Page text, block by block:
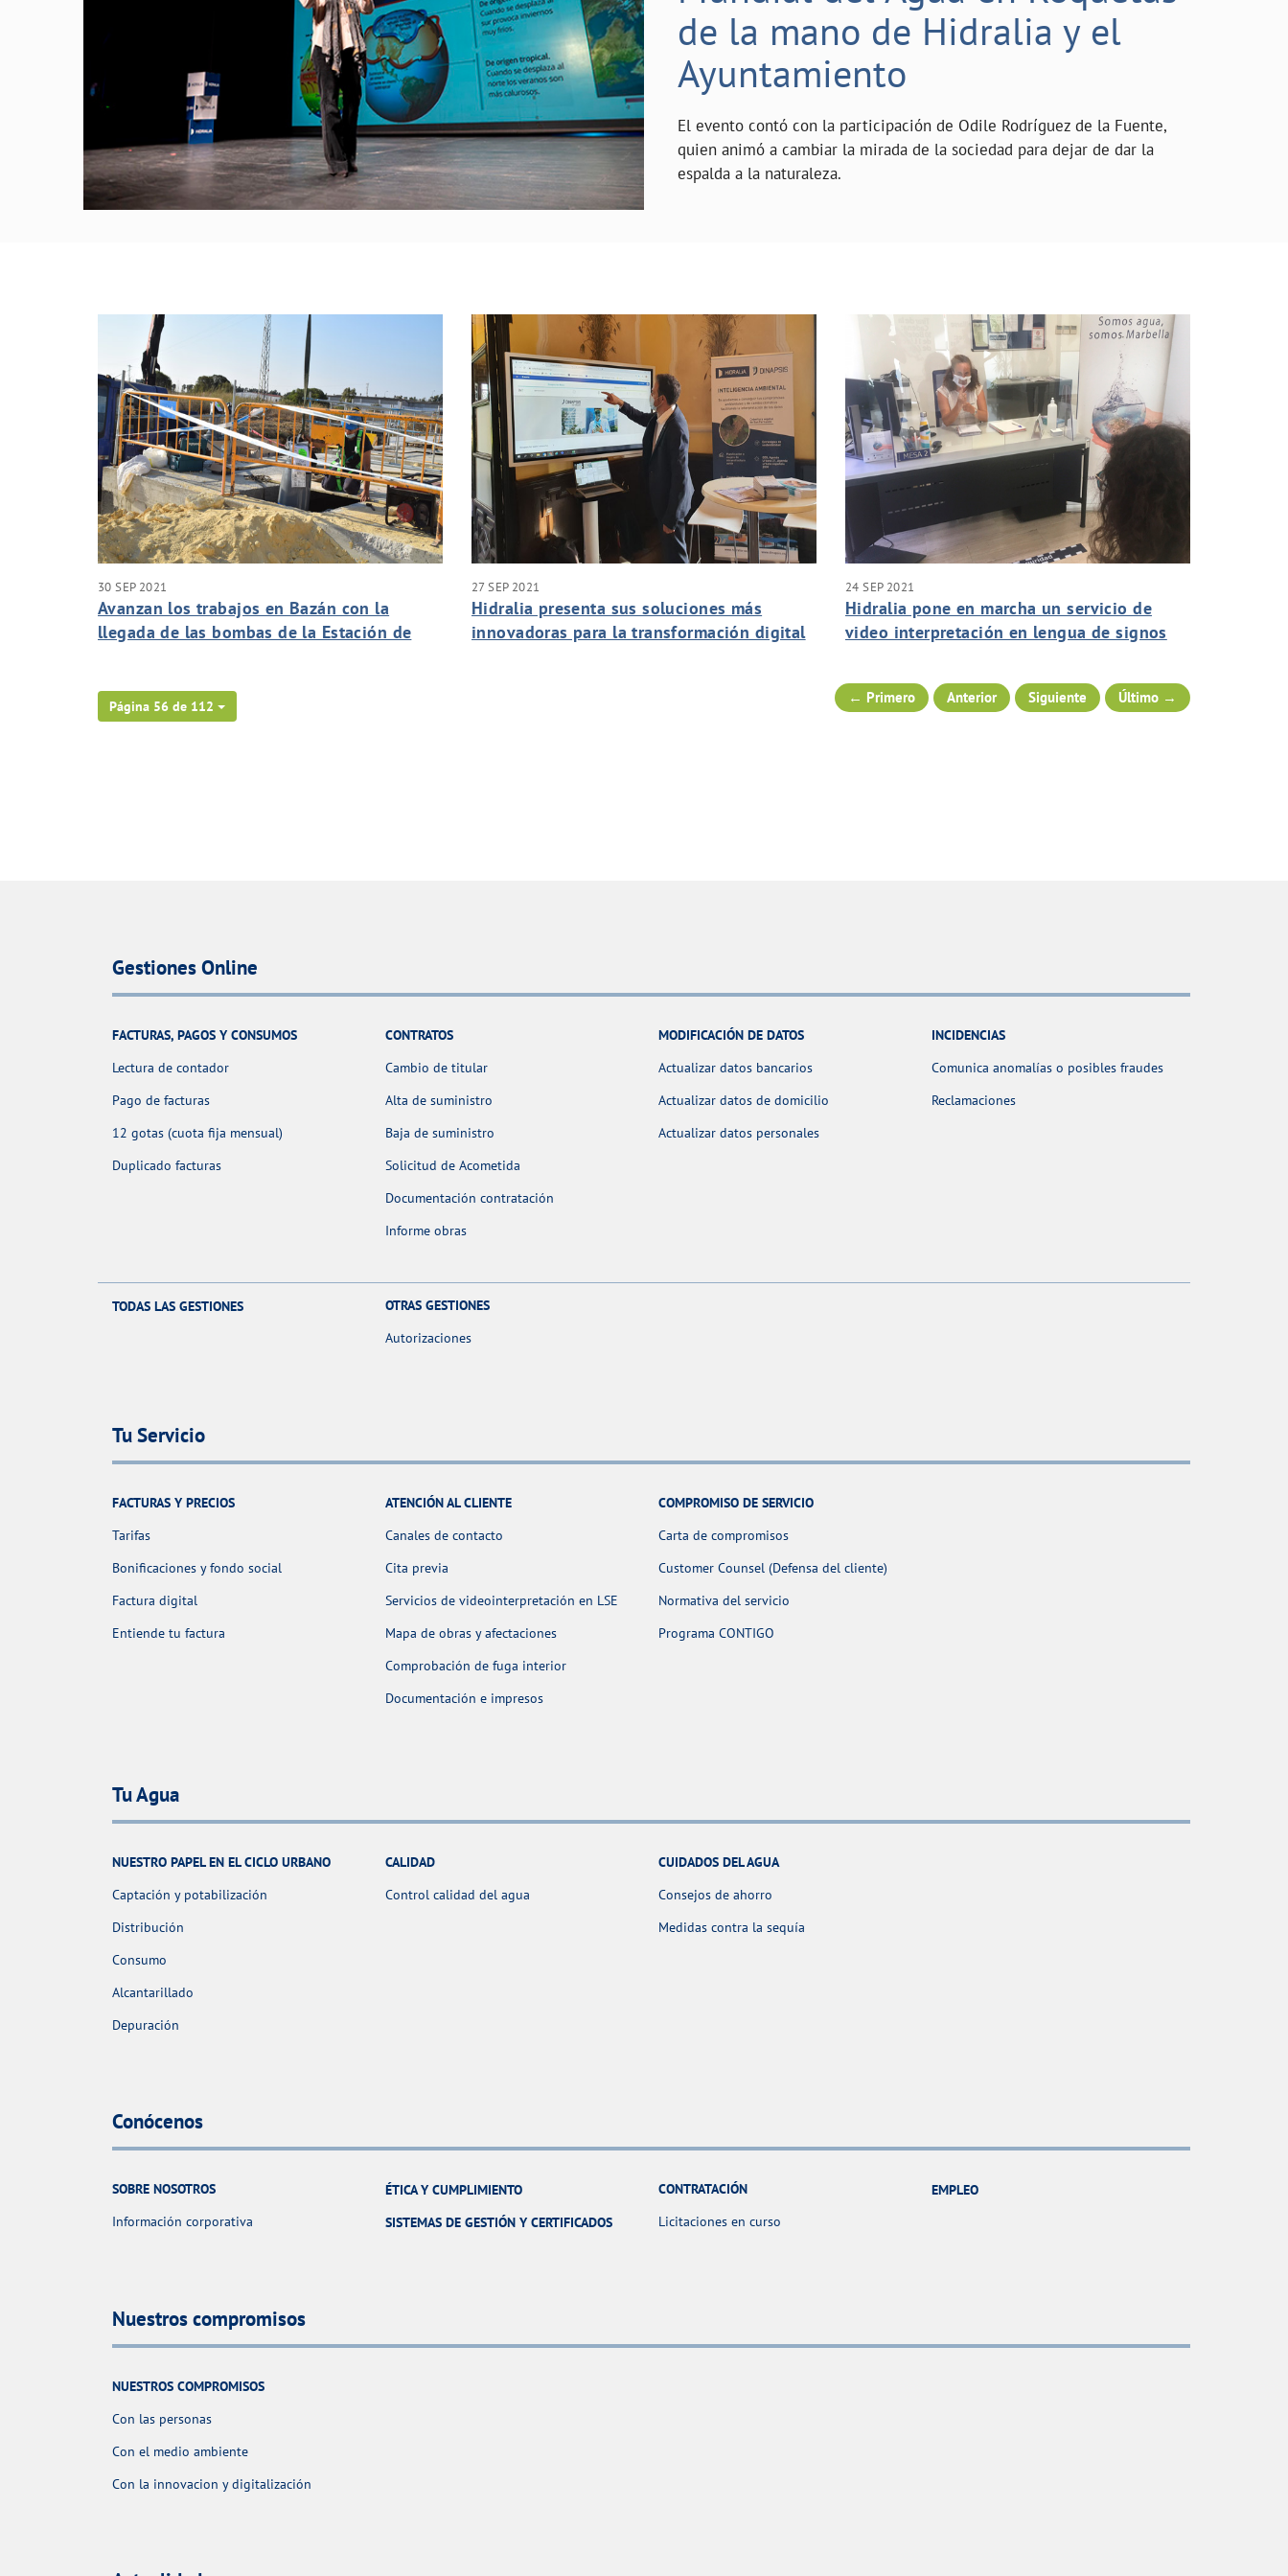
de la mano de Hidralia y el
Ayuntamiento
El evento contó con la participación de Odile Rodríguez de la Fuente,
quien animó a cambiar la mirada de la sociedad para dejar de dar la
espalda a la naturaleza.
30 SEP 2021
Avanzan los trabajos en Bazán con la
llegada de las bombas de la Estación de
27 SEP 2021
Hidralia presenta sus soluciones más
innovadoras para la transformación digital
24 SEP 2021
Hidralia pone en marcha un servicio de
video interpretación en lengua de signos
Página 56 de 112
← Primero Anterior Siguiente Último →
Gestiones Online
FACTURAS, PAGOS Y CONSUMOS
Lectura de contador
Pago de facturas
12 gotas (cuota fija mensual)
Duplicado facturas
CONTRATOS
Cambio de titular
Alta de suministro
Baja de suministro
Solicitud de Acometida
Documentación contratación
Informe obras
MODIFICACIÓN DE DATOS
Actualizar datos bancarios
Actualizar datos de domicilio
Actualizar datos personales
INCIDENCIAS
Comunica anomalías o posibles fraudes
Reclamaciones
TODAS LAS GESTIONES
OTRAS GESTIONES
Autorizaciones
Tu Servicio
FACTURAS Y PRECIOS
Tarifas
Bonificaciones y fondo social
Factura digital
Entiende tu factura
ATENCIÓN AL CLIENTE
Canales de contacto
Cita previa
Servicios de videointerpretación en LSE
Mapa de obras y afectaciones
Comprobación de fuga interior
Documentación e impresos
COMPROMISO DE SERVICIO
Carta de compromisos
Customer Counsel (Defensa del cliente)
Normativa del servicio
Programa CONTIGO
Tu Agua
NUESTRO PAPEL EN EL CICLO URBANO
Captación y potabilización
Distribución
Consumo
Alcantarillado
Depuración
CALIDAD
Control calidad del agua
CUIDADOS DEL AGUA
Consejos de ahorro
Medidas contra la sequía
Conócenos
SOBRE NOSOTROS
Información corporativa
ÉTICA Y CUMPLIMIENTO
SISTEMAS DE GESTIÓN Y CERTIFICADOS
CONTRATACIÓN
Licitaciones en curso
EMPLEO
Nuestros compromisos
NUESTROS COMPROMISOS
Con las personas
Con el medio ambiente
Con la innovacion y digitalización